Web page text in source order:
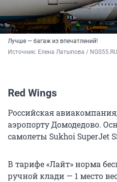
Лучше — багаж из впечатлений!
Источник: Елена Латыпова / NGS55.RU
Red Wings
Российская
аэропорту Домодедово.
самолеты Sukhoi SuperJet
В тарифе «Лайт» норма
ручной клади — 1 место